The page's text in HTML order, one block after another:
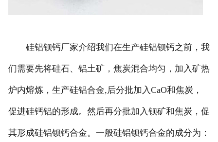
硅铝钡钙厂家介绍我们在生产硅铝钡钙之前，我
们需要先将硅石、铝土矿，焦炭混合均匀，加入矿热
炉内熔炼，生产硅铝合金,后分批加入CaO和焦炭，
促进硅钙铝的形成。然后再分批加入钡矿和焦炭，促
其形成硅铝钡钙合金。一般硅铝钡钙合金的成分为：